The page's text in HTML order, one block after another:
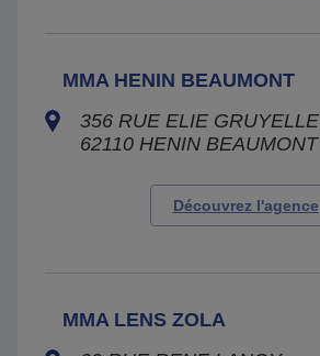
MMA HENIN BEAUMONT
356 RUE ELIE GRUYELLE
62110 HENIN BEAUMONT
Découvrez l'agence
MMA LENS ZOLA